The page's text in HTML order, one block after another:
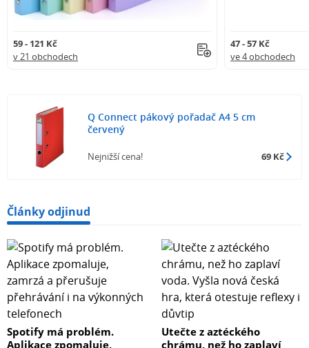
59 - 121 Kč
v 21 obchodech
47 - 57 Kč
ve 4 obchodech
Q Connect pákový pořadač A4 5 cm
červený
Nejnižší cena! 69 Kč
Články odjinud
Spotify má problém.
Aplikace zpomaluje,
Utečte z aztéckého
chrámu, než ho zaplaví